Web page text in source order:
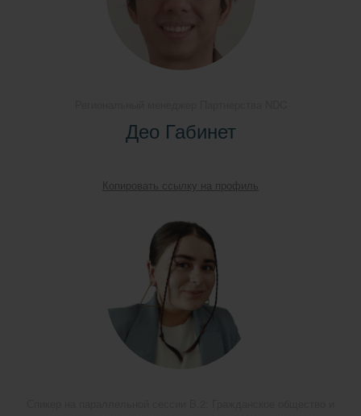
Део Габинет
Копировать ссылку на профиль